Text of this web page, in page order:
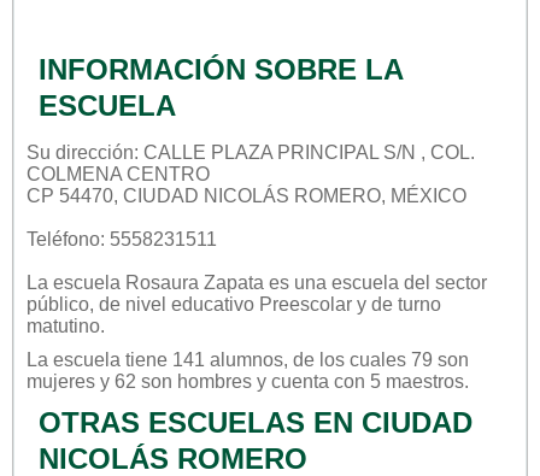
INFORMACIÓN SOBRE LA
ESCUELA
Su dirección: CALLE PLAZA PRINCIPAL S/N , COL.
COLMENA CENTRO
CP 54470, CIUDAD NICOLÁS ROMERO, MÉXICO
Teléfono: 5558231511
La escuela Rosaura Zapata es una escuela del sector
público, de nivel educativo Preescolar y de turno
matutino.
La escuela tiene 141 alumnos, de los cuales 79 son
mujeres y 62 son hombres y cuenta con 5 maestros.
OTRAS ESCUELAS EN CIUDAD
NICOLÁS ROMERO